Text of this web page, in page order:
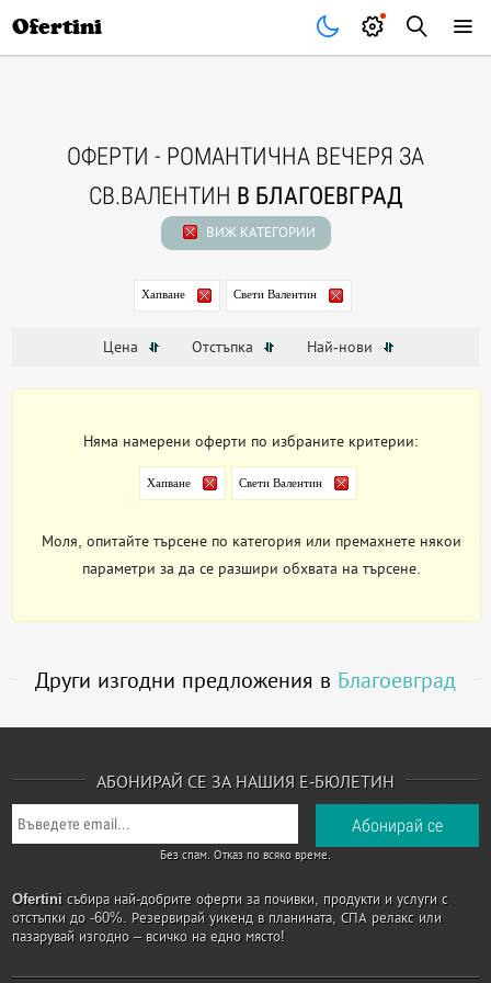
Ofertini
ОФЕРТИ - РОМАНТИЧНА ВЕЧЕРЯ ЗА
СВ.ВАЛЕНТИН В БЛАГОЕВГРАД
ВИЖ КАТЕГОРИИ
Хапване Свети Валентин
Цена Отстъпка Най-нови
Няма намерени оферти по избраните критерии:
Хапване Свети Валентин
Моля, опитайте търсене по категория или премахнете някои
параметри за да се разшири обхвата на търсене.
Други изгодни предложения в Благоевград
АБОНИРАЙ СЕ ЗА НАШИЯ Е-БЮЛЕТИН
Без спам. Отказ по всяко време.
Ofertini събира най-добрите оферти за почивки, продукти и услуги с
отстъпки до -60%. Резервирай уикенд в планината, СПА релакс или
пазарувай изгодно – всичко на едно място!